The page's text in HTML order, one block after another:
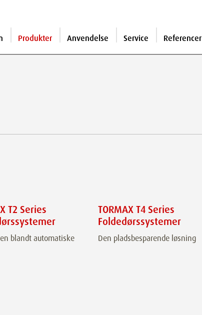
Produkter Anvendelse Service Referencer
T2 Series
blandt automatiske
TORMAX T4 Series
Foldedørssystemer
Den pladsbesparende løsning